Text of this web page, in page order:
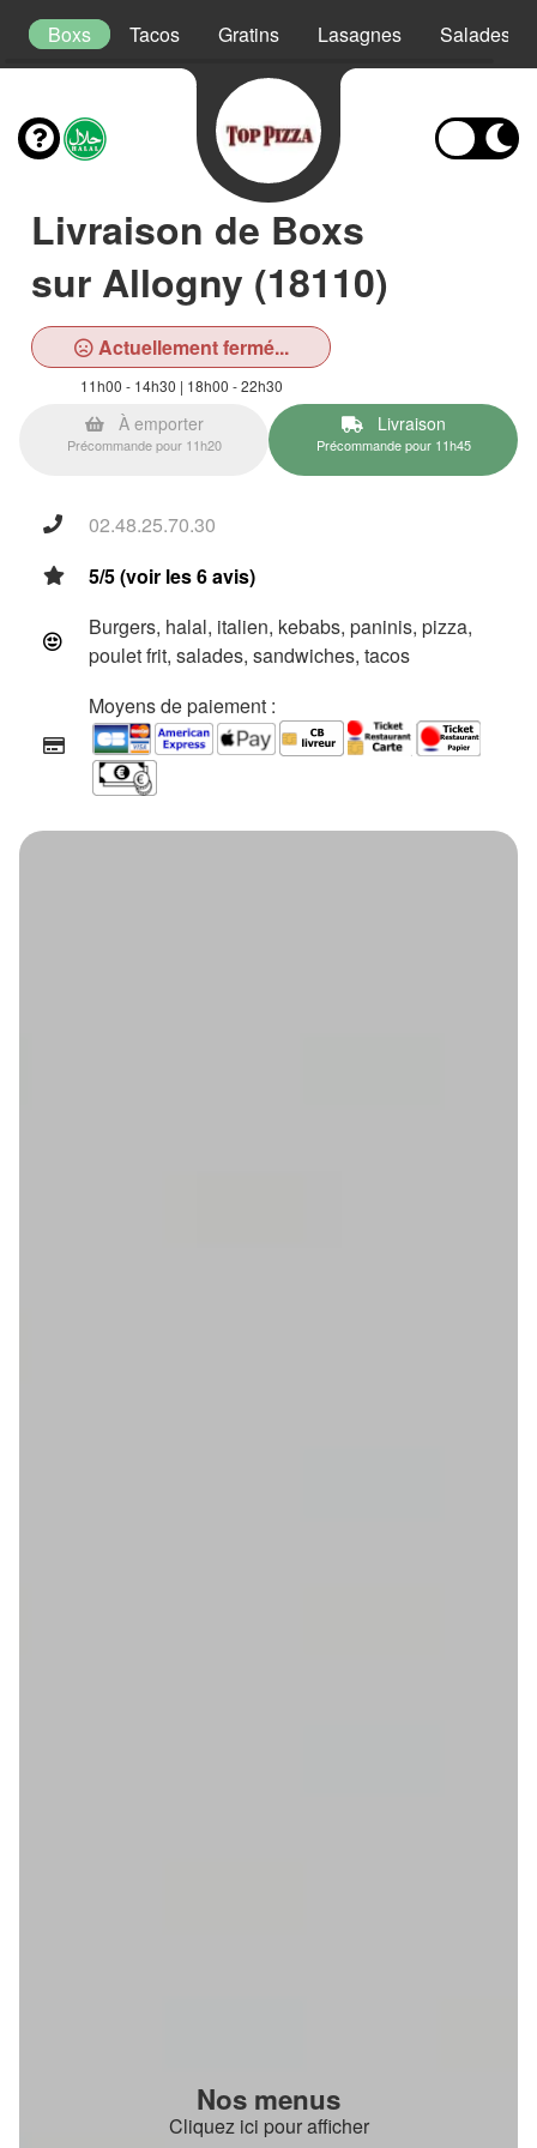
Boxs Tacos Gratins Lasagnes Salades
Livraison de Boxs
sur Allogny (18110)
Actuellement fermé...
11h00 - 14h30 | 18h00 - 22h30
À emporter
Précommande pour 11h20
Livraison
Précommande pour 11h45
02.48.25.70.30
5/5 (voir les 6 avis)
Burgers, halal, italien, kebabs, paninis, pizza,
poulet frit, salades, sandwiches, tacos
Moyens de paiement :
Nos menus
Cliquez ici pour afficher